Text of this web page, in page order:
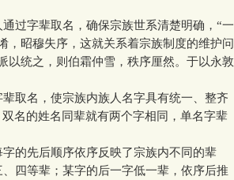
字辈取名，确保宗族世系清楚明确，“一
，昭穆失序，这就关系着宗族制度的维护问
以统之，则伯霜仲雪，秩序厘然。于以永敦
名，使宗族内族人名字具有统一、整齐
名的姓名同辈就有两个字相同，单名字辈
的先后顺序依序反映了宗族内不同的辈
四等辈；某字的后一字低一辈，依序后推